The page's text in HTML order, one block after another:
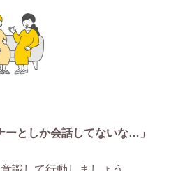
ーとしか会話してないな…」